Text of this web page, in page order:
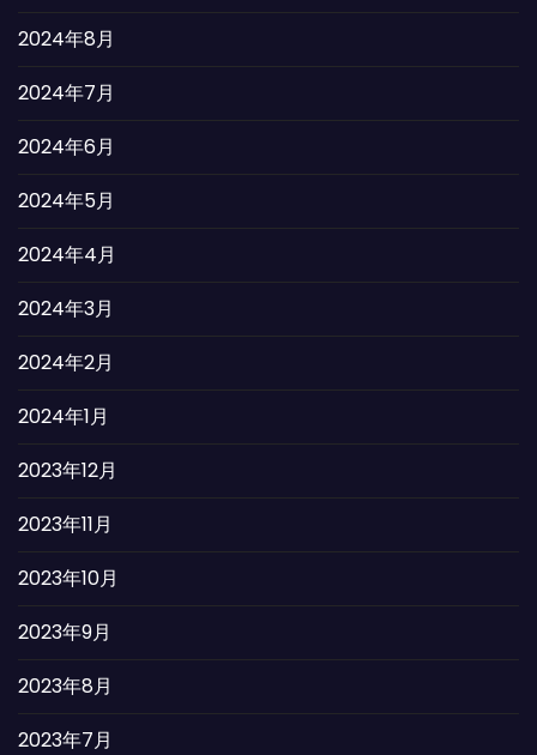
2024年8月
2024年7月
2024年6月
2024年5月
2024年4月
2024年3月
2024年2月
2024年1月
2023年12月
2023年11月
2023年10月
2023年9月
2023年8月
2023年7月